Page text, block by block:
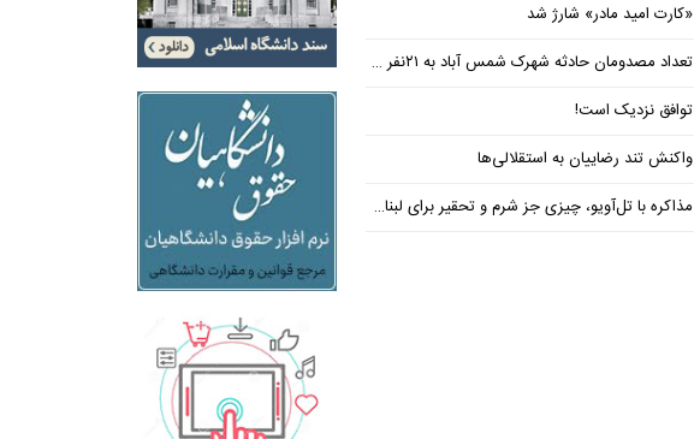
«کارت امید مادر» شارژ شد
تعداد مصدومان حادثه شهرک شمس آباد به ۲۱نفر رسید
توافق نزدیک است!
واکنش تند رضاییان به استقلالی‌ها
مذاکره با تل‌آویو، چیزی جز شرم و تحقیر برای لبنان ندارد